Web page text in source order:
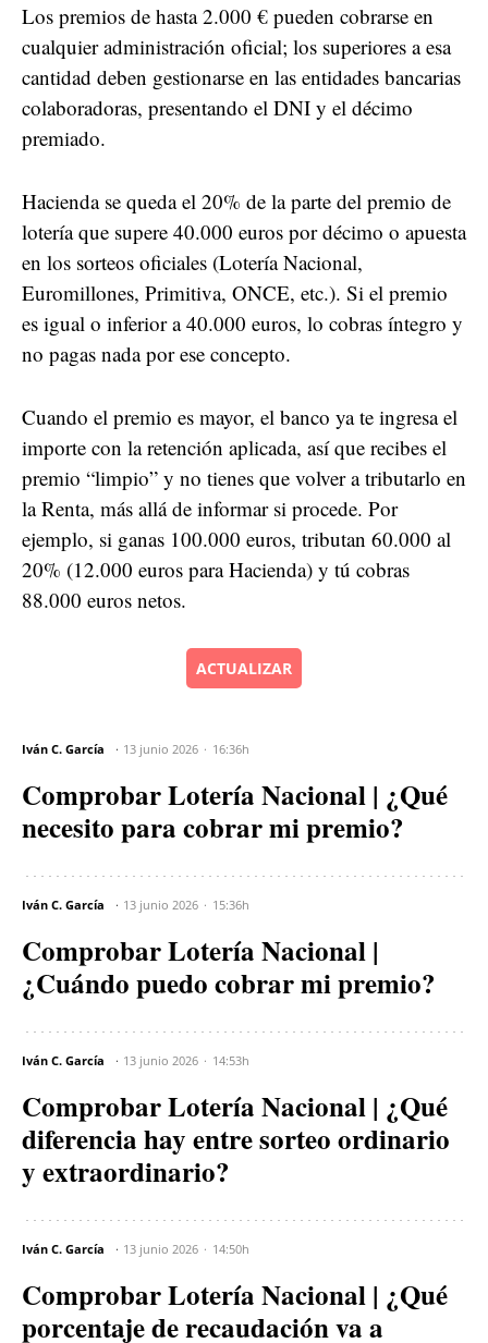
Los premios de hasta 2.000 € pueden cobrarse en
cualquier administración oficial; los superiores a esa
cantidad deben gestionarse en las entidades bancarias
colaboradoras, presentando el DNI y el décimo
premiado.
Hacienda se queda el 20% de la parte del premio de
lotería que supere 40.000 euros por décimo o apuesta
en los sorteos oficiales (Lotería Nacional,
Euromillones, Primitiva, ONCE, etc.). Si el premio
es igual o inferior a 40.000 euros, lo cobras íntegro y
no pagas nada por ese concepto.
Cuando el premio es mayor, el banco ya te ingresa el
importe con la retención aplicada, así que recibes el
premio “limpio” y no tienes que volver a tributarlo en
la Renta, más allá de informar si procede. Por
ejemplo, si ganas 100.000 euros, tributan 60.000 al
20% (12.000 euros para Hacienda) y tú cobras
88.000 euros netos.
ACTUALIZAR
Iván C. García 13 junio 2026 16:36h
Comprobar Lotería Nacional | ¿Qué
necesito para cobrar mi premio?
Iván C. García 13 junio 2026 15:36h
Comprobar Lotería Nacional |
¿Cuándo puedo cobrar mi premio?
Iván C. García 13 junio 2026 14:53h
Comprobar Lotería Nacional | ¿Qué
diferencia hay entre sorteo ordinario
y extraordinario?
Iván C. García 13 junio 2026 14:50h
Comprobar Lotería Nacional | ¿Qué
porcentaje de recaudación va a